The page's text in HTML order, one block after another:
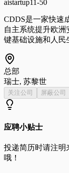
aistartup11-50
CDDS是一家快速
自主系统提升欧
键基础设施和人民
总部
瑞士, 苏黎世
关注公司 屏蔽公司
应聘小贴士
投递简历时请注明
哦！